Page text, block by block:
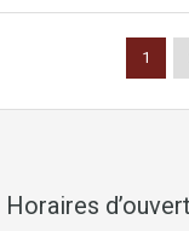
1
Horaires